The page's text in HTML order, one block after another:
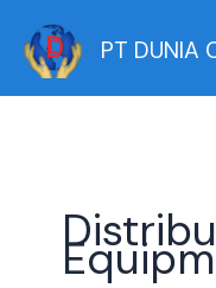
content
PT DUNIA